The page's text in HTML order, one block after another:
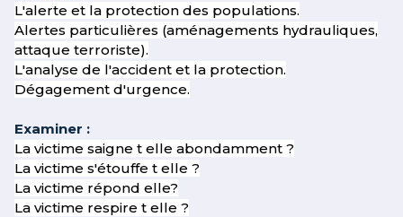
L'alerte et la protection des populations.
Alertes particulières (aménagements hydrauliques,
attaque terroriste).
L'analyse de l'accident et la protection.
Dégagement d'urgence.
Examiner :
La victime saigne t elle abondamment ?
La victime s'étouffe t elle ?
La victime répond elle?
La victime respire t elle ?